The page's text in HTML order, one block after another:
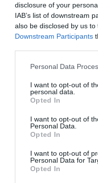
disclosure of your
IAB’s list of downstream
also be disclosed by us
Downstream Participants
Please note that this
not limited to your visit or
grant or deny consent to
use your data for below
consent section.
Personal Data
I want to opt-out of
personal data.
Opted In
I want to opt-out of
Personal Data.
Opted In
I want to opt-out of
Personal Data for
Opted In
δεν φοράνε
καπέλο. Χωρίς
προστασία,
διατρέχουν
επειδή οι
είναι ανώριμοι
με συνέπεια να
επίπεδα έως
τους.
Όσοι έχουν